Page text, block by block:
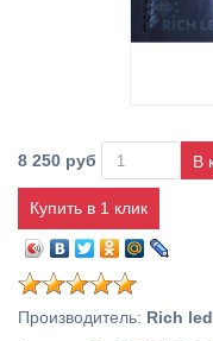
8 250 руб
Купить в 1 клик
Производитель: Rich led